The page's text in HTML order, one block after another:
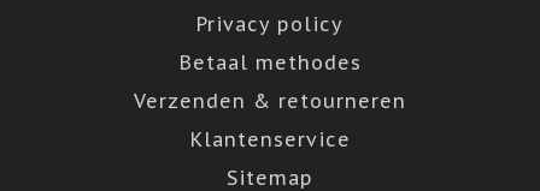
Privacy policy
Betaal methodes
Verzenden & retourneren
Klantenservice
Sitemap